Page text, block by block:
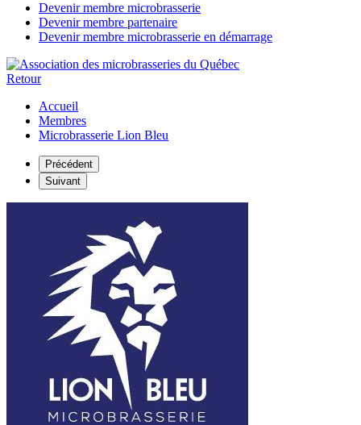
Devenir membre microbrasserie
Devenir membre partenaire
Devenir membre microbrasserie en démarrage
Retour
Accueil
Membres
Microbrasserie Lion Bleu
Précédent
Suivant